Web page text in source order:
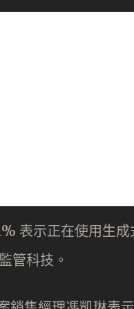
表示正在使用生
管科技。